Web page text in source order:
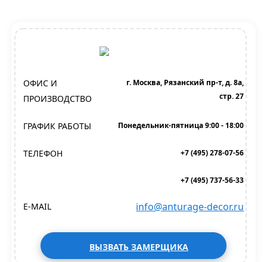
ОФИС И
ПРОИЗВОДСТВО
г. Москва, Рязанский пр-т, д. 8а,
стр. 27
ГРАФИК РАБОТЫ Понедельник-пятница 9:00 - 18:00
ТЕЛЕФОН +7 (495) 278-07-56
+7 (495) 737-56-33
E-MAIL info@anturage-decor.ru
ВЫЗВАТЬ ЗАМЕРЩИКА